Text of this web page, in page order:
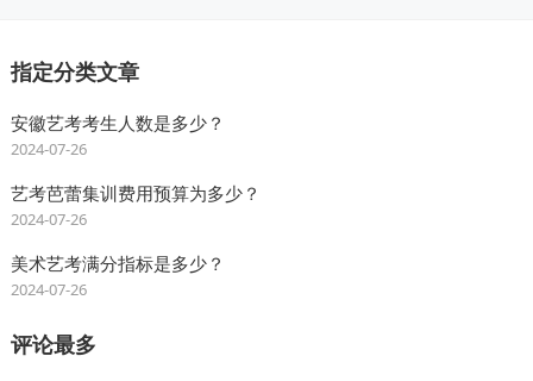
指定分类文章
安徽艺考考生人数是多少？
2024-07-26
艺考芭蕾集训费用预算为多少？
2024-07-26
美术艺考满分指标是多少？
2024-07-26
评论最多